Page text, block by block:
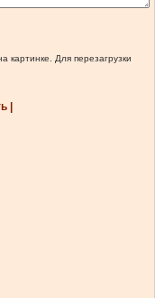
картинке. Для перезагрузки
|